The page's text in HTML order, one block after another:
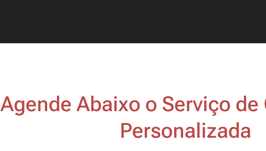
Agende Abaixo o Serviço
Personalizada